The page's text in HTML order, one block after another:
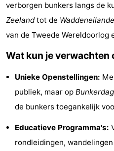
Speeltuinen
Binnenspeeltuinen
Wellness
centra
Dorpen
&
Natuur
Zwembaden
verborgen bunkers langs de
Zeelandtot de
van de Tweede Wereldoorlog
Wat kun je verwachten
Unieke Openstellingen:
publiek, maar op Bunkerdag
de bunkers toegankelijk
Educatieve Programma's:
rondleidingen,